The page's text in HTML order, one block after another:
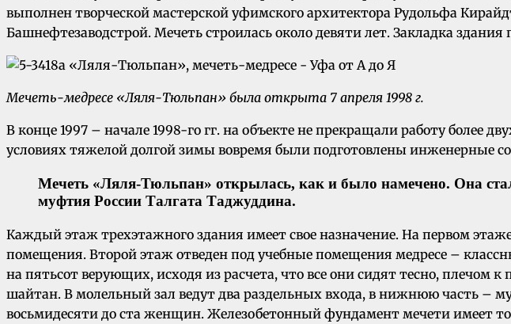
выполнен творческой мастерской уфимского архитектора Рудольфа
Башнефтезаводстрой. Мечеть строилась около девяти лет. Закладка здания
Мечеть-медресе «Ляля-Тюльпан» была открыта 7 апреля 1998 г.
В конце 1997 – начале 1998-го гг. на объекте не прекращали работу более
условиях тяжелой долгой зимы вовремя были подготовлены инженерные
Мечеть «Ляля-Тюльпан» открылась, как и было намечено. Она
муфтия России Талгата Таджуддина.
Каждый этаж трехэтажного здания имеет свое назначение. На первом
помещения. Второй этаж отведен под учебные помещения медресе –
на пятьсот верующих, исходя из расчета, что все они сидят тесно,
шайтан. В молельный зал ведут два раздельных входа, в нижнюю часть –
восьмидесяти до ста женщин. Железобетонный фундамент мечети имеет